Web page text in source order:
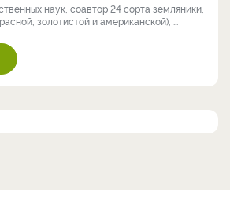
наук, соавтор 24 сорта земляники,
золотистой и американской), ...